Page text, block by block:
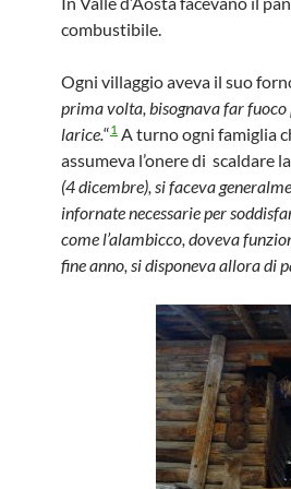
combustibile.
Ogni villaggio aveva il suo
prima volta, bisognava far fuoco
larice.“1 A turno ogni famiglia
assumeva l’onere di scaldare
(4 dicembre), si faceva
infornate necessarie per
come l’alambicco, doveva
fine anno, si disponeva allora di